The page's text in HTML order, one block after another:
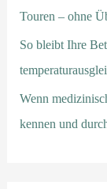
Touren – ohne
So bleibt Ihre
Wenn
kennen und